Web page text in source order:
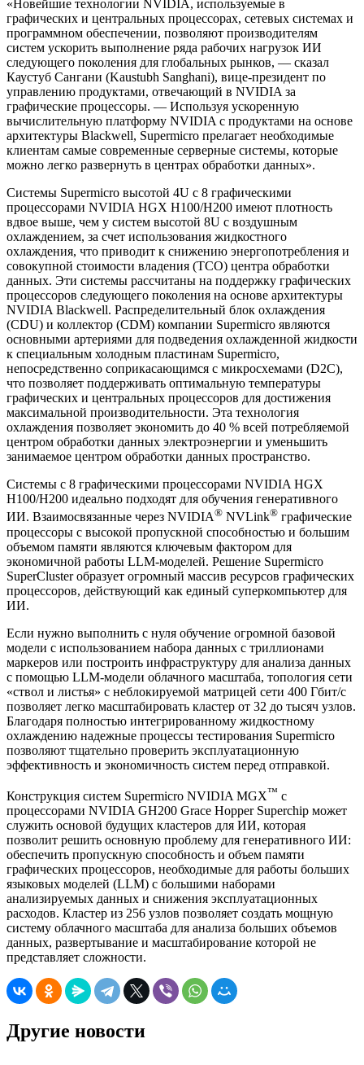
«Новейшие технологии NVIDIA, используемые в
графических и центральных процессорах, сетевых системах и
программном обеспечении, позволяют производителям
систем ускорить выполнение ряда рабочих нагрузок ИИ
следующего поколения для глобальных рынков, — сказал
Каустуб Сангани (Kaustubh Sanghani), вице-президент по
управлению продуктами, отвечающий в NVIDIA за
графические процессоры. — Используя ускоренную
вычислительную платформу NVIDIA с продуктами на основе
архитектуры Blackwell, Supermicro прелагает необходимые
клиентам самые современные серверные системы, которые
можно легко развернуть в центрах обработки данных».
Системы Supermicro высотой 4U с 8 графическими
процессорами NVIDIA HGX H100/H200 имеют плотность
вдвое выше, чем у систем высотой 8U с воздушным
охлаждением, за счет использования жидкостного
охлаждения, что приводит к снижению энергопотребления и
совокупной стоимости владения (TCO) центра обработки
данных. Эти системы рассчитаны на поддержку графических
процессоров следующего поколения на основе архитектуры
NVIDIA Blackwell. Распределительный блок охлаждения
(CDU) и коллектор (CDM) компании Supermicro являются
основными артериями для подведения охлажденной жидкости
к специальным холодным пластинам Supermicro,
непосредственно соприкасающимся с микросхемами (D2C),
что позволяет поддерживать оптимальную температуры
графических и центральных процессоров для достижения
максимальной производительности. Эта технология
охлаждения позволяет экономить до 40 % всей потребляемой
центром обработки данных электроэнергии и уменьшить
занимаемое центром обработки данных пространство.
Системы с 8 графическими процессорами NVIDIA HGX
H100/H200 идеально подходят для обучения генеративного
ИИ. Взаимосвязанные через NVIDIA® NVLink® графические
процессоры с высокой пропускной способностью и большим
объемом памяти являются ключевым фактором для
экономичной работы LLM-моделей. Решение Supermicro
SuperCluster образует огромный массив ресурсов графических
процессоров, действующий как единый суперкомпьютер для
ИИ.
Если нужно выполнить с нуля обучение огромной базовой
модели с использованием набора данных с триллионами
маркеров или построить инфраструктуру для анализа данных
с помощью LLM-модели облачного масштаба, топология сети
«ствол и листья» с неблокируемой матрицей сети 400 Гбит/с
позволяет легко масштабировать кластер от 32 до тысяч узлов.
Благодаря полностью интегрированному жидкостному
охлаждению надежные процессы тестирования Supermicro
позволяют тщательно проверить эксплуатационную
эффективность и экономичность систем перед отправкой.
Конструкция систем Supermicro NVIDIA MGX™ с
процессорами NVIDIA GH200 Grace Hopper Superchip может
служить основой будущих кластеров для ИИ, которая
позволит решить основную проблему для генеративного ИИ:
обеспечить пропускную способность и объем памяти
графических процессоров, необходимые для работы больших
языковых моделей (LLM) с большими наборами
анализируемых данных и снижения эксплуатационных
расходов. Кластер из 256 узлов позволяет создать мощную
систему облачного масштаба для анализа больших объемов
данных, развертывание и масштабирование которой не
представляет сложности.
Другие новости